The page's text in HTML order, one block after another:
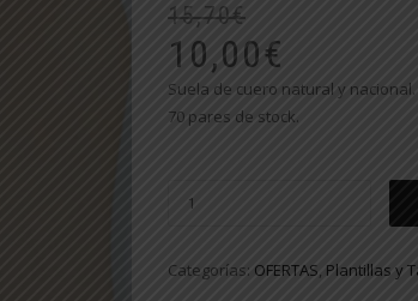
15,70€
10,00€
Suela de cuero natural y
70 pares de stock.
Categorías: OFERTAS, Plantillas y